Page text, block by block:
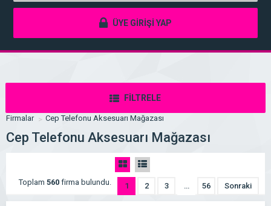
ÜYE GİRİŞİ YAP
FİLTRELE
Firmalar Cep Telefonu Aksesuarı Mağazası
Cep Telefonu Aksesuarı Mağazası
Toplam 560firma bulundu. 1 2 3 … 56 Sonraki